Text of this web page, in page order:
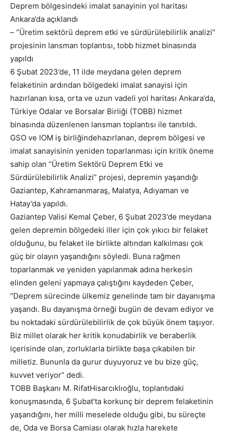
Deprem bölgesindeki imalat sanayinin yol haritası
Ankara’da açıklandı
– “Üretim sektörü deprem etki ve sürdürülebilirlik analizi”
projesinin lansman toplantısı, tobb hizmet binasında
yapıldı
6 Şubat 2023’de, 11 ilde meydana gelen deprem
felaketinin ardından bölgedeki imalat sanayisi için
hazırlanan kısa, orta ve uzun vadeli yol haritası Ankara’da,
Türkiye Odalar ve Borsalar Birliği (TOBB) hizmet
binasında düzenlenen lansman toplantısı ile tanıtıldı.
GSO ve IOM iş birliğindehazırlanan, deprem bölgesi ve
imalat sanayisinin yeniden toparlanması için kritik öneme
sahip olan “Üretim Sektörü Deprem Etki ve
Sürdürülebilirlik Analizi” projesi, depremin yaşandığı
Gaziantep, Kahramanmaraş, Malatya, Adıyaman ve
Hatay’da yapıldı.
Gaziantep Valisi Kemal Çeber, 6 Şubat 2023’de meydana
gelen depremin bölgedeki iller için çok yıkıcı bir felaket
olduğunu, bu felaket ile birlikte altından kalkılması çok
güç bir olayın yaşandığını söyledi. Buna rağmen
toparlanmak ve yeniden yapılanmak adına herkesin
elinden geleni yapmaya çalıştığını kaydeden Çeber,
“Deprem sürecinde ülkemiz genelinde tam bir dayanışma
yaşandı. Bu dayanışma örneği bugün de devam ediyor ve
bu noktadaki sürdürülebilirlik de çok büyük önem taşıyor.
Biz millet olarak her kritik konudabirlik ve beraberlik
içerisinde olan, zorluklarla birlikte başa çıkabilen bir
milletiz. Bununla da gurur duyuyoruz ve bu bize güç,
kuvvet veriyor” dedi.
TOBB Başkanı M. RifatHisarcıklıoğlu, toplantıdaki
konuşmasında, 6 Şubat’ta korkunç bir deprem felaketinin
yaşandığını, her milli meselede olduğu gibi, bu süreçte
de, Oda ve Borsa Camiası olarak hızla harekete